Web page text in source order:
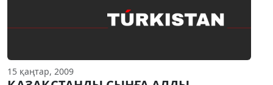
15 қаңтар, 2009